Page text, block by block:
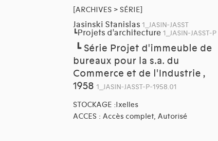
[ARCHIVES > SÉRIE]
Jasinski Stanislas 1_JASIN-JASST
┗Projets d'architecture 1_JASIN-JASST-P
┗ Série Projet d'immeuble de
bureaux pour la s.a. du
Commerce et de l'Industrie ,
1958 1_JASIN-JASST-P-1958.01
STOCKAGE :Ixelles
ACCES : Accès complet, Autorisé